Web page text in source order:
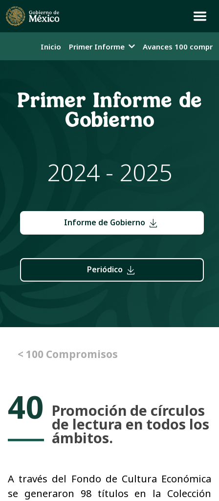
Inicio Primer Informe Avances 100
Primer Informe de
Gobierno
2024 - 2025
Informe de Gobierno
Periódico
< 100 Compromisos
40 Promoción de círculos
de lectura en todos los
ámbitos.
A través del Fondo de Cultura Económica
se generaron 98 títulos en la Colección